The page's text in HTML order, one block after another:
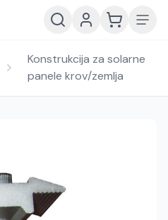
Konstrukcija za solarne
panele krov/zemlja